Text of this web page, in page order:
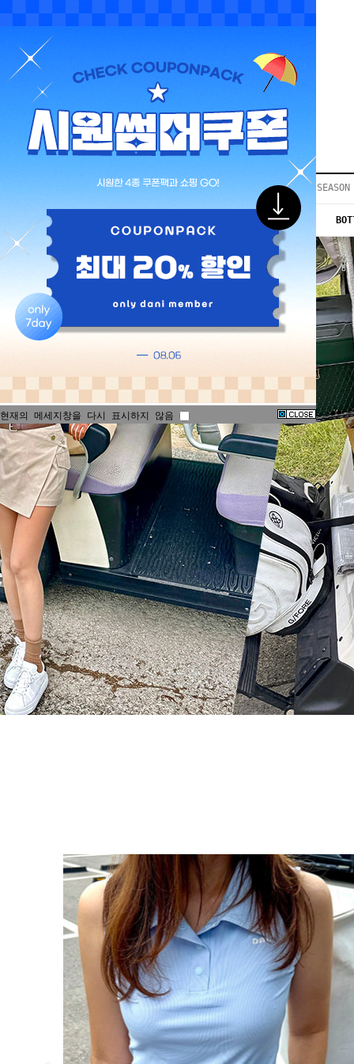
LOGIN JOIN REVIEW EVENT
COMMUNITY▼
등급안내
Q&A게시판
VIP게시판
입고지연
인스타이벤트
BEST50 당일출고
TOP
현재의 메세지창을 다시 표시하지 않음
현재의 메세지창을 다시 표시하지 않음